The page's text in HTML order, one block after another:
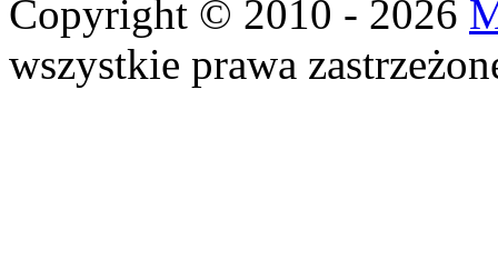
Copyright © 2010 - 2026
wszystkie prawa